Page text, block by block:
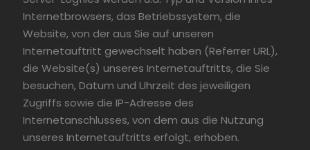
Internetbrowsers, das Betriebssystem, die
Website, von der aus Sie auf unseren
Internetauftritt gewechselt haben (Referrer URL),
die Website(s) unseres Internetauftritts, die Sie
besuchen, Datum und Uhrzeit des jeweiligen
Zugriffs sowie die IP-Adresse des
Internetanschlusses, von dem aus die Nutzung
unseres Internetauftritts erfolgt, erhoben.